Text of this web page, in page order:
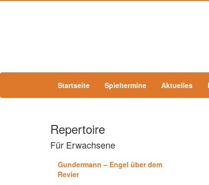
Startseite Spieltermine Aktuelles
Repertoire
Für Erwachsene
Gundermann – Engel über dem
Revier